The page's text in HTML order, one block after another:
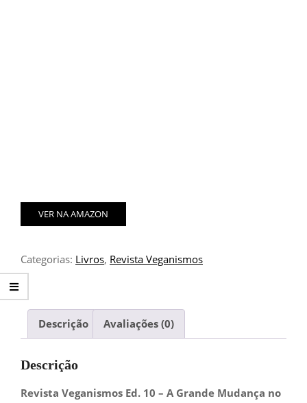
VER NA AMAZON
Categorias: Livros, Revista Veganismos
Descrição Avaliações (0)
Descrição
Revista Veganismos Ed. 10 – A Grande Mudança no